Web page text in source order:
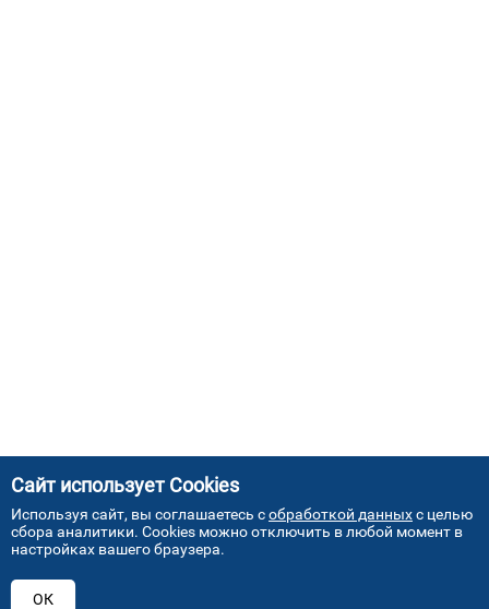
АДРЕСА НАШИХ СЕРВИСНЫХ
Сайт использует Cookies
Используя сайт, вы соглашаетесь собработкой данныхс целью
сбора аналитики. Cookies можно отключить в любой момент в
настройках вашего браузера.
ОК